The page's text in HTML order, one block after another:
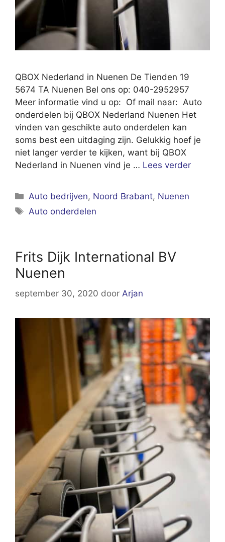
QBOX Nederland in Nuenen De Tienden 19
5674 TA Nuenen Bel ons op: 040-2952957
Meer informatie vind u op: Of mail naar: Auto
onderdelen bij QBOX Nederland Nuenen Het
vinden van geschikte auto onderdelen kan
soms best een uitdaging zijn. Gelukkig hoef je
niet langer verder te kijken, want bij QBOX
Nederland in Nuenen vind je … Lees verder
Categorieën
Auto bedrijven, Noord Brabant, Nuenen
Tags
Auto onderdelen
Frits Dijk International BV
Nuenen
september 30, 2020 door Arjan